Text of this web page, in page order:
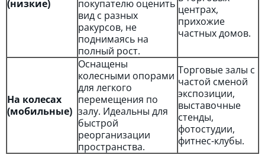
(низкие)
покупателю оценить
вид с разных
ракурсов, не
поднимаясь на
полный рост.
центрах,
прихожие
частных домов.
На колесах
(мобильные)
Оснащены
колесными опорами
для легкого
перемещения по
залу. Идеальны для
быстрой
реорганизации
пространства.
Торговые залы с
частой сменой
экспозиции,
выставочные
стенды,
фотостудии,
фитнес-клубы.